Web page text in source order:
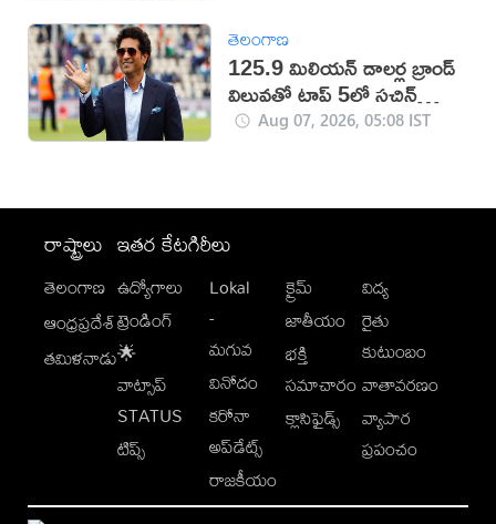
తెలంగాణ
125.9 మిలియన్ డాలర్ల బ్రాండ్
విలువతో టాప్ 5లో సచిన్
టెండూల్కర్
Aug 07, 2026, 05:08 IST
రాష్ట్రాలు
తెలంగాణ
ఆంధ్రప్రదేశ్
తమిళనాడు
ఇతర కేటగిరీలు
ఉద్యోగాలు
ట్రెండింగ్
🌟
వాట్సాప్
STATUS
టిప్స్
Lokal
-
మగువ
వినోదం
కరోనా
అప్‌డేట్స్
రాజకీయం
క్రైమ్
జాతీయం
భక్తి
సమాచారం
క్లాసిఫైడ్స్
విద్య
రైతు
కుటుంబం
వాతావరణం
వ్యాపార
ప్రపంచం